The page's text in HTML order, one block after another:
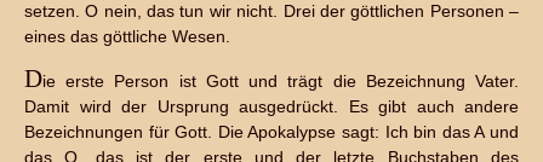
setzen. O nein, das tun wir nicht. Drei der göttlichen Personen –
eines das göttliche Wesen.
Die erste Person ist Gott und trägt die Bezeichnung Vater.
Damit wird der Ursprung ausgedrückt. Es gibt auch andere
Bezeichnungen für Gott. Die Apokalypse sagt: Ich bin das A und
das O, das ist der erste und der letzte Buchstaben des